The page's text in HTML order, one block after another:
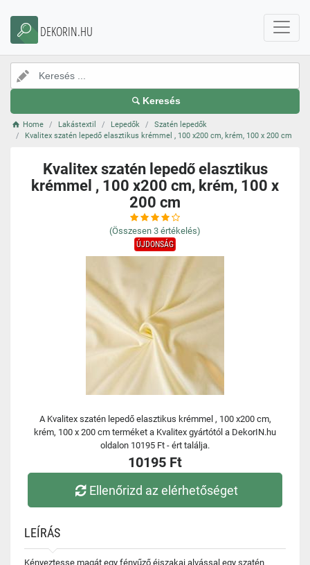
DEKORIN.HU
Keresés
Home Lakástextil Lepedők
Szatén lepedők
Kvalitex szatén lepedő elasztikus krémmel , 100 x200 cm, krém, 100 x 200 cm
Kvalitex szatén lepedő elasztikus
krémmel , 100 x200 cm, krém, 100 x
200 cm
(Összesen 3 értékelés)
ÚJDONSÁG
A Kvalitex szatén lepedő elasztikus krémmel , 100 x200 cm,
krém, 100 x 200 cm terméket a Kvalitex gyártótól a DekorIN.hu
oldalon 10195 Ft - ért találja.
10195 Ft
Ellenőrizd az elérhetőséget
LEÍRÁS
Kényeztesse magát egy fényűző éjszakai alvással egy szatén